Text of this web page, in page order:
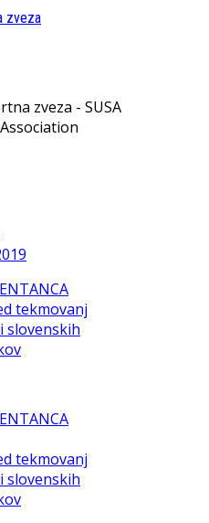
zveza - SUSA
tekmovanj
slovenskih
tekmovanj
slovenskih